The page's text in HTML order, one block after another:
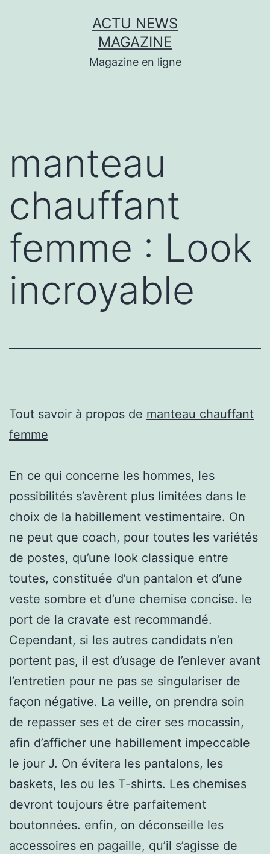
ACTU NEWS
MAGAZINE
Magazine en ligne
manteau
chauffant
femme : Look
incroyable
Tout savoir à propos de manteau chauffant
femme
En ce qui concerne les hommes, les
possibilités s’avèrent plus limitées dans le
choix de la habillement vestimentaire. On
ne peut que coach, pour toutes les variétés
de postes, qu’une look classique entre
toutes, constituée d’un pantalon et d’une
veste sombre et d’une chemise concise. le
port de la cravate est recommandé.
Cependant, si les autres candidats n’en
portent pas, il est d’usage de l’enlever avant
l’entretien pour ne pas se singulariser de
façon négative. La veille, on prendra soin
de repasser ses et de cirer ses mocassin,
afin d’afficher une habillement impeccable
le jour J. On évitera les pantalons, les
baskets, les ou les T-shirts. Les chemises
devront toujours être parfaitement
boutonnées. enfin, on déconseille les
accessoires en pagaille, qu’il s’agisse de